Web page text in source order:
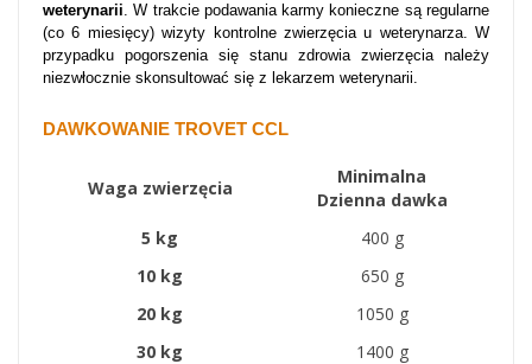
weterynarii. W trakcie podawania karmy konieczne są regularne
(co 6 miesięcy) wizyty kontrolne zwierzęcia u weterynarza. W
przypadku pogorszenia się stanu zdrowia zwierzęcia należy
niezwłocznie skonsultować się z lekarzem weterynarii.
DAWKOWANIE TROVET CCL
Waga zwierzęcia
Minimalna
Dzienna dawka
5 kg
400 g
10 kg
650 g
20 kg
1050 g
30 kg
1400 g